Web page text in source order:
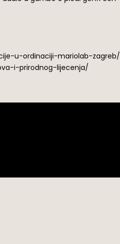
u-ordinaciji-mariolab-zagreb/
i-prirodnog-lijecenja/